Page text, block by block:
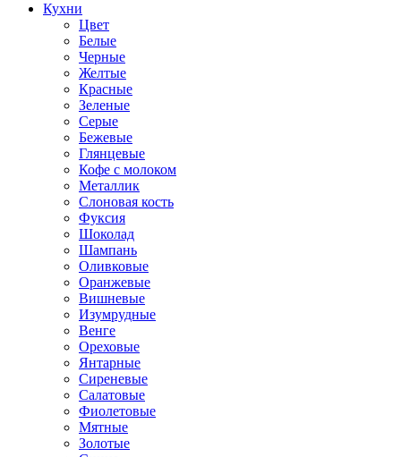
Кухни
Цвет
Белые
Черные
Желтые
Красные
Зеленые
Серые
Бежевые
Глянцевые
Кофе с молоком
Металлик
Слоновая кость
Фуксия
Шоколад
Шампань
Оливковые
Оранжевые
Вишневые
Изумрудные
Венге
Ореховые
Янтарные
Сиреневые
Салатовые
Фиолетовые
Мятные
Золотые